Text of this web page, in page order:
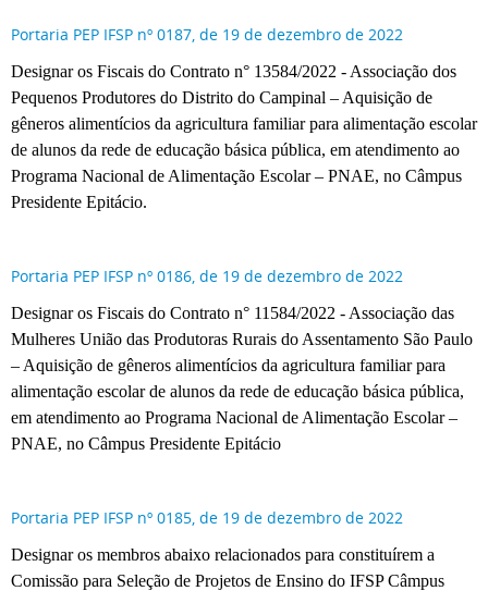
Portaria PEP IFSP nº 0187, de 19 de dezembro de 2022
Designar os Fiscais do Contrato n° 13584/2022 - Associação dos
Pequenos Produtores do Distrito do Campinal – Aquisição de
gêneros alimentícios da agricultura familiar para alimentação escolar
de alunos da rede de educação básica pública, em atendimento ao
Programa Nacional de Alimentação Escolar – PNAE, no Câmpus
Presidente Epitácio.
Portaria PEP IFSP nº 0186, de 19 de dezembro de 2022
Designar os Fiscais do Contrato n° 11584/2022 - Associação das
Mulheres União das Produtoras Rurais do Assentamento São Paulo
– Aquisição de gêneros alimentícios da agricultura familiar para
alimentação escolar de alunos da rede de educação básica pública,
em atendimento ao Programa Nacional de Alimentação Escolar –
PNAE, no Câmpus Presidente Epitácio
Portaria PEP IFSP nº 0185, de 19 de dezembro de 2022
Designar os membros abaixo relacionados para constituírem a
Comissão para Seleção de Projetos de Ensino do IFSP Câmpus